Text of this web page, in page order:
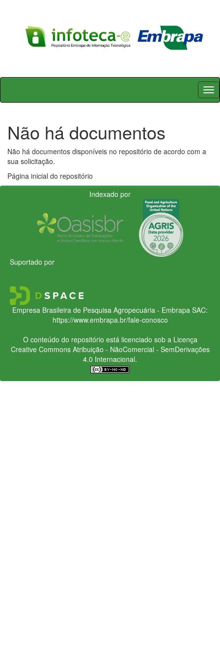
Skip
Não há documentos
Não há documentos disponíveis no repositório de acordo com a
sua solicitação.
Página inicial do repositório
Indexado por
Suportado por
Empresa Brasileira de Pesquisa Agropecuária - Embrapa SAC:
https://www.embrapa.br/fale-conosco
O conteúdo do repositório está licenciado sob a Licença
Creative CommonsAtribuição - NãoComercial - SemDerivações
4.0 Internacional.